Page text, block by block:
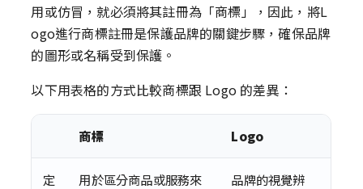
用或仿冒，就必須將其註冊為「商標」，因此，將L
ogo進行商標註冊是保護品牌的關鍵步驟，確保品牌
的圖形或名稱受到保護。
以下用表格的方式比較商標跟 Logo 的差異：
商標 Logo
定
用於區分商品或服務來
品牌的視覺辨